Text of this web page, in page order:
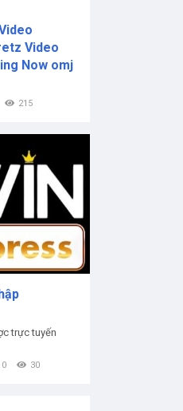
Video
Now omj
215
trực tuyến
0 30